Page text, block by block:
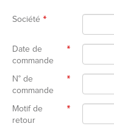
Société
Date de
commande
N° de
commande
Motif de
retour